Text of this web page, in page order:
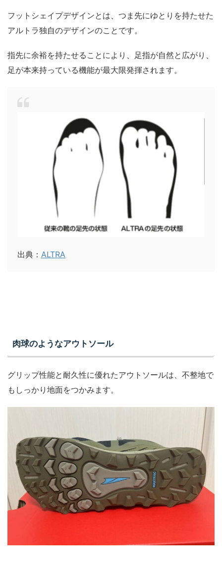
フットシェイプデザインとは、つま先にゆとりを持たせた
アルトラ独自のデザインのことです。
指先に余裕を持たせることにより、足指が自然と広がり、
足が本来持っている機能が最大限発揮されます。
出典： ALTRA
肉球のようなアウトソール
グリップ性能と耐久性に優れたアウトソールは、不整地で
もしっかり地面をつかみます。